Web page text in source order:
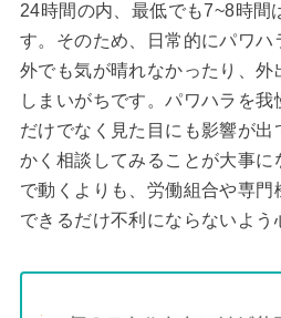
24時間の内、最低でも7~8時間
す。そのため、日常的にパワハ
外でも気が晴れなかったり、外
しまいがちです。パワハラを
だけでなく見た目にも影響が
かく相談してみることが大事に
で動くよりも、労働組合や専門
できるだけ不利にならないよう